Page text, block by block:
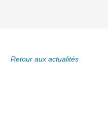
Retour aux actualités